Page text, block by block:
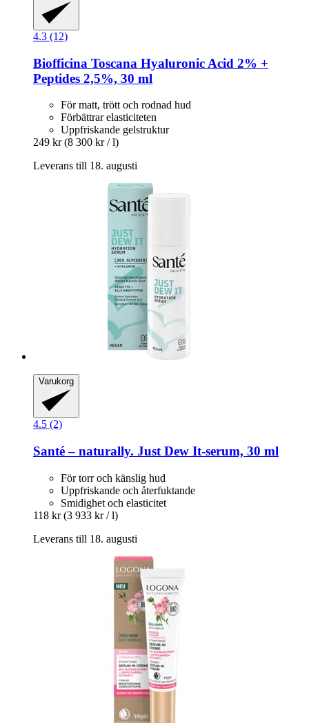
4.3 (12)
Biofficina Toscana Hyaluronic Acid 2% +
Peptides 2,5%, 30 ml
För matt, trött och rodnad hud
Förbättrar elasticiteten
Uppfriskande gelstruktur
249 kr (8 300 kr / l)
Leverans till 18. augusti
Varukorg
4.5 (2)
Santé – naturally. Just Dew It-​serum, 30 ml
För torr och känslig hud
Uppfriskande och återfuktande
Smidighet och elasticitet
118 kr (3 933 kr / l)
Leverans till 18. augusti